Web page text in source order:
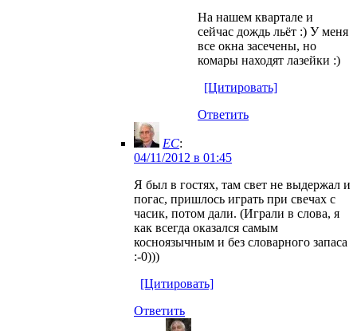
На нашем квартале и
сейчас дождь льёт :) У меня
все окна засечены, но
комары находят лазейки :)
[Цитировать]
Ответить
EC:
04/11/2012 в 01:45
Я был в гостях, там свет не выдержал и
погас, пришлось играть при свечах с
часик, потом дали. (Играли в слова, я
как всегда оказался самым
косноязычным и без словарного запаса
:-0)))
[Цитировать]
Ответить